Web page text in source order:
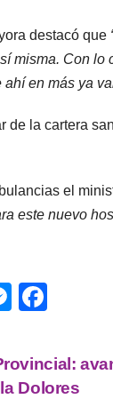
destacó que
misma. Con lo
en más ya
de la cartera
el
este nuevo
M
ss
e
c
e
Dolores